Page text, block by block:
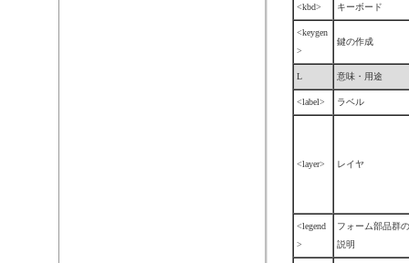
<kbd> キーボード
<keygen
>
鍵の作成
L 意味・用途
<label> ラベル
<layer> レイヤ
<legend
>
フォーム部品群の
説明